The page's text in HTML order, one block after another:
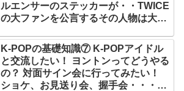
ルエンサーのステッカーが・・TWICE
の大ファンを公言するその人物は大よ
と話題沸騰
K-POPの基礎知識⑦ K-POPアイドル
と交流したい！ ヨントンってどうやる
の？ 対面サイン会に行ってみたい！
ショケ、お見送り会、握手会・・・リ